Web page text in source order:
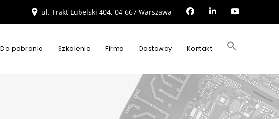
ul. Trakt Lubelski 404, 04-667 Warszawa
Do pobrania Szkolenia Firma Dostawcy Kontakt